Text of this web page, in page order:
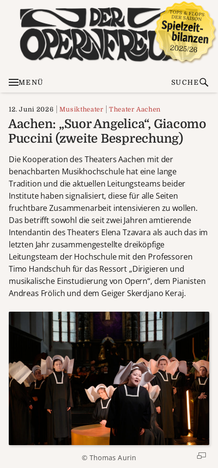
MENÜ SUCHE
12. Juni 2026 Musiktheater Theater Aachen
Aachen: „Suor Angelica“, Giacomo
Puccini (zweite Besprechung)
Die Kooperation des Theaters Aachen mit der
benachbarten Musikhochschule hat eine lange
Tradition und die aktuellen Leitungsteams beider
Institute haben signalisiert, diese für alle Seiten
fruchtbare Zusammenarbeit intensivieren zu wollen.
Das betrifft sowohl die seit zwei Jahren amtierende
Intendantin des Theaters Elena Tzavara als auch das im
letzten Jahr zusammengestellte dreiköpfige
Leitungsteam der Hochschule mit den Professoren
Timo Handschuh für das Ressort „Dirigieren und
musikalische Einstudierung von Opern“, dem Pianisten
Andreas Frölich und dem Geiger Skerdjano Keraj.
© Thomas Aurin